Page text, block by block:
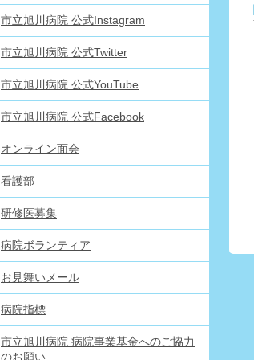
市立旭川病院 公式Instagram
市立旭川病院 公式Twitter
市立旭川病院 公式YouTube
市立旭川病院 公式Facebook
オンライン面会
看護部
研修医募集
病院ボランティア
お見舞いメール
病院指標
市立旭川病院 病院事業基金へのご協力
のお願い